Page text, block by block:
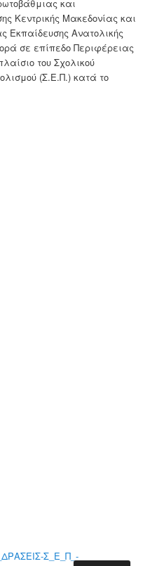
και
Κεντρικής Μακεδονίας και
Εκπαίδευσης Ανατολικής
σε επίπεδο Περιφέρειας
του Σχολικού
(Σ.Ε.Π.) κατά το
Σ_Ε_Π_-